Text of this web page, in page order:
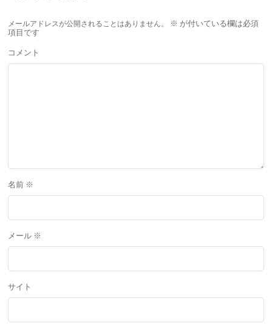
メールアドレスが公開されることはありません。 ※ が付いている欄は必須
項目です
コメント
名前 ※
メール ※
サイト